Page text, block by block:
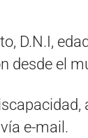
D.N.I,
desde el
e-mail.